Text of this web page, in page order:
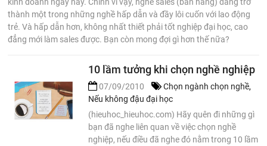
thành một trong những nghề hấp dẫn và đầy lôi cuốn với lao động
trẻ. Và hấp dẫn hơn, không nhất thiết phải tốt nghiệp đại học, cao
đẳng mới làm sales được. Bạn còn mong đợi gì hơn thế nữa?
10 lầm tưởng khi chọn nghề nghiệp
07/09/2010 Chọn ngành chọn nghề,
Nếu không đậu đại học
(hieuhoc_hieuhoc.com) Hãy quên đi những gì
bạn đã nghe liên quan về việc chọn nghề
nghiệp, nếu điều đã nghe đó nằm trong 10 lầm